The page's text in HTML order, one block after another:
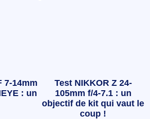
7-14mm
: un
Test NIKKOR Z 24-
105mm f/4-7.1 : un
objectif de kit qui vaut le
coup !